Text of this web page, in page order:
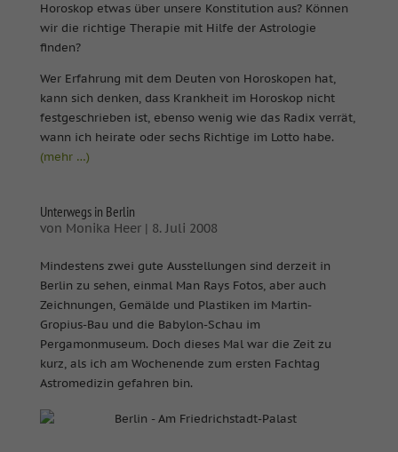
Horoskop etwas über unsere Konstitution aus? Können
wir die richtige Therapie mit Hilfe der Astrologie
finden?
Wer Erfahrung mit dem Deuten von Horoskopen hat,
kann sich denken, dass Krankheit im Horoskop nicht
festgeschrieben ist, ebenso wenig wie das Radix verrät,
wann ich heirate oder sechs Richtige im Lotto habe.
(mehr …)
Unterwegs in Berlin
von Monika Heer| 8. Juli 2008
Mindestens zwei gute Ausstellungen sind derzeit in
Berlin zu sehen, einmal Man Rays Fotos, aber auch
Zeichnungen, Gemälde und Plastiken im Martin-
Gropius-Bau und die Babylon-Schau im
Pergamonmuseum. Doch dieses Mal war die Zeit zu
kurz, als ich am Wochenende zum ersten Fachtag
Astromedizin gefahren bin.